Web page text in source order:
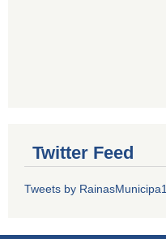
Twitter Feed
Tweets by RainasMunicipa1